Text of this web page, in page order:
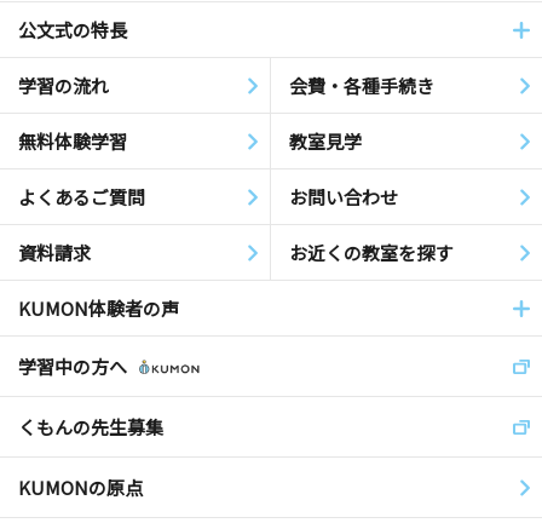
公文式の特長
学習の流れ 会費・各種手続き
無料体験学習 教室見学
よくあるご質問 お問い合わせ
資料請求 お近くの教室を探す
KUMON体験者の声
学習中の方へ
くもんの先生募集
KUMONの原点